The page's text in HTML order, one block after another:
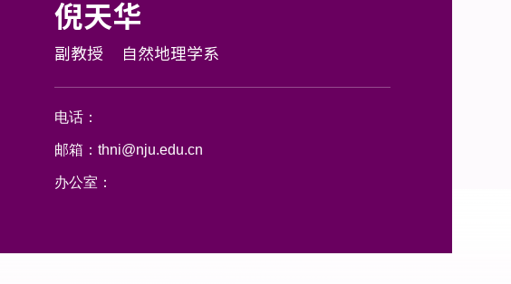
倪天华
副教授 自然地理学系
电话：
邮箱： thni@nju.edu.cn
办公室：